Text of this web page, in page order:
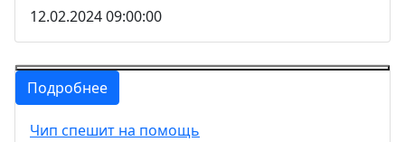
12.02.2024 09:00:00
Подробнее
Чип спешит на помощь